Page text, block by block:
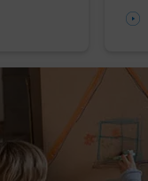
arrow-play-fwd